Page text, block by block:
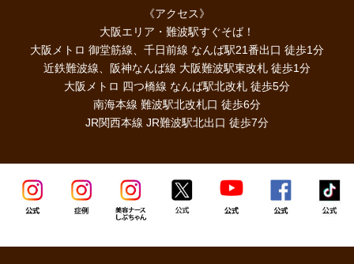
《アクセス》
大阪エリア・難波駅すぐそば！
大阪メトロ 御堂筋線、千日前線 なんば駅21番出口 徒歩1分
近鉄難波線、阪神なんば線 大阪難波駅東改札 徒歩1分
大阪メトロ 四つ橋線 なんば駅北改札 徒歩5分
南海本線 難波駅北改札口 徒歩6分
JR関西本線 JR難波駅北出口 徒歩7分